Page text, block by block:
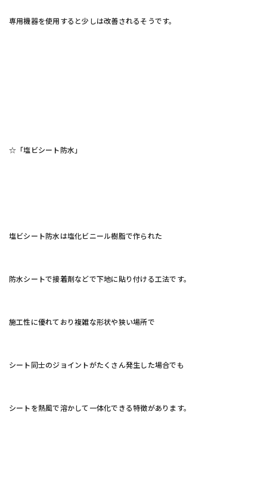
専用機器を使用すると少しは改善されるそうです。
☆「塩ビシート防水」
塩ビシート防水は塩化ビニール樹脂で作られた
防水シートで接着剤などで下地に貼り付ける工法です。
施工性に優れており複雑な形状や狭い場所で
シート同士のジョイントがたくさん発生した場合でも
シートを熱風で溶かして一体化できる特徴があります。